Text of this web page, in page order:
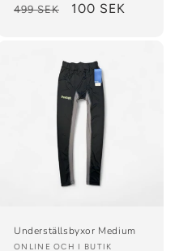
Ordinarie
499 SEK Försäljningspris
100 SEK
Underställsbyxor Medium
ONLINE OCH I BUTIK